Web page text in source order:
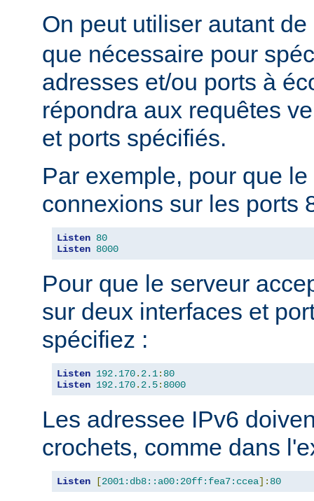
On peut utiliser autant
que nécessaire pour
adresses et/ou ports à
répondra aux requêtes
et ports spécifiés.
Par exemple, pour que
connexions sur les ports
Listen 80
Listen 8000
Pour que le serveur
sur deux interfaces et
spécifiez :
Listen 192.170. 2.1: 80
Listen 192.170. 2.5: 8000
Les adressee IPv6
crochets, comme dans
Listen [2001:db8::a00:20ff:fea7:ccea]: 80